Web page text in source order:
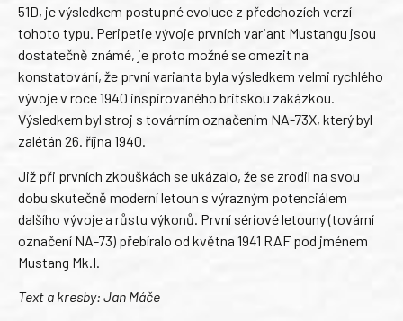
51D, je výsledkem postupné evoluce z předchozích verzí
tohoto typu. Peripetie vývoje prvních variant Mustangu jsou
dostatečně známé, je proto možné se omezit na
konstatování, že první varianta byla výsledkem velmi rychlého
vývoje v roce 1940 inspirovaného britskou zakázkou.
Výsledkem byl stroj s továrním označením NA-73X, který byl
zalétán 26. října 1940.
Již při prvních zkouškách se ukázalo, že se zrodil na svou
dobu skutečně moderní letoun s výrazným potenciálem
dalšího vývoje a růstu výkonů. První sériové letouny (tovární
označení NA-73) přebíralo od května 1941 RAF pod jménem
Mustang Mk.I.
Text a kresby: Jan Máče